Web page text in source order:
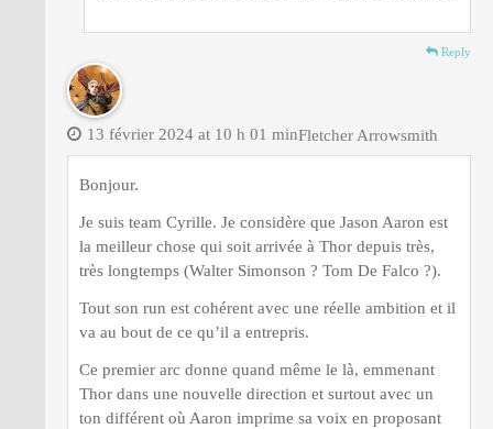
Reply
Fletcher Arrowsmith
13 février 2024 at 10 h 01 min
Bonjour.
Je suis team Cyrille. Je considère que Jason Aaron est
la meilleur chose qui soit arrivée à Thor depuis très,
très longtemps (Walter Simonson ? Tom De Falco ?).
Tout son run est cohérent avec une réelle ambition et il
va au bout de ce qu’il a entrepris.
Ce premier arc donne quand même le là, emmenant
Thor dans une nouvelle direction et surtout avec un
ton différent où Aaron imprime sa voix en proposant